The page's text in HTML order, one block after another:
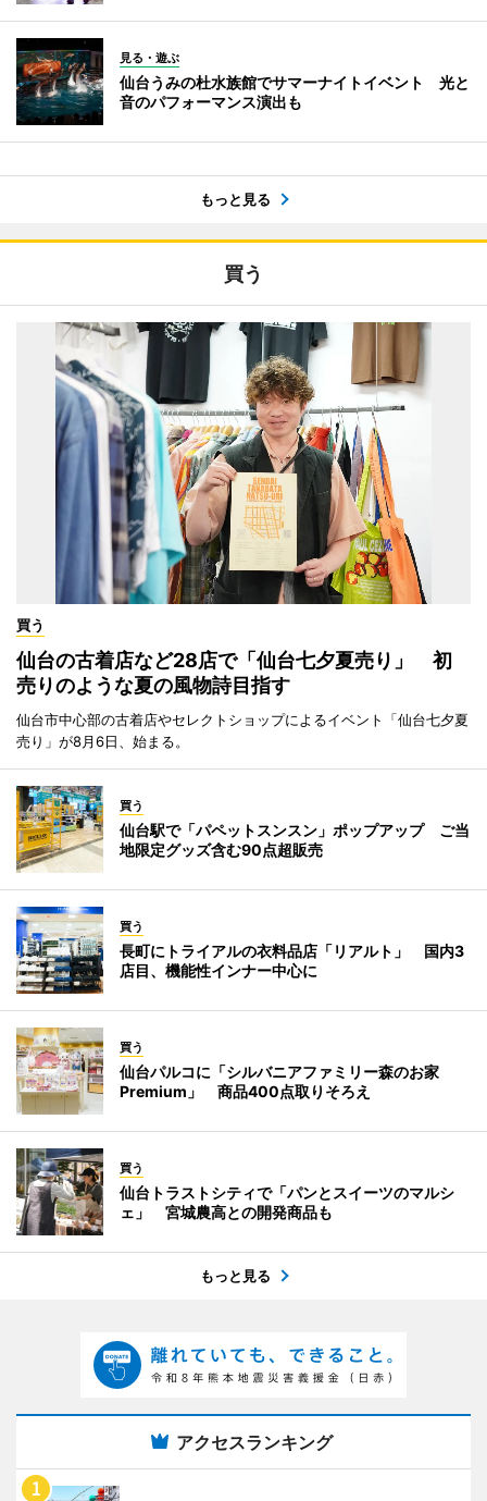
見る・遊ぶ
仙台うみの杜水族館でサマーナイトイベント 光と
音のパフォーマンス演出も
もっと見る
買う
買う
仙台の古着店など28店で「仙台七夕夏売り」 初
売りのような夏の風物詩目指す
仙台市中心部の古着店やセレクトショップによるイベント「仙台七夕夏
売り」が8月6日、始まる。
買う
仙台駅で「パペットスンスン」ポップアップ ご当
地限定グッズ含む90点超販売
買う
長町にトライアルの衣料品店「リアルト」 国内3
店目、機能性インナー中心に
買う
仙台パルコに「シルバニアファミリー森のお家
Premium」 商品400点取りそろえ
買う
仙台トラストシティで「パンとスイーツのマルシ
ェ」 宮城農高との開発商品も
もっと見る
アクセスランキング